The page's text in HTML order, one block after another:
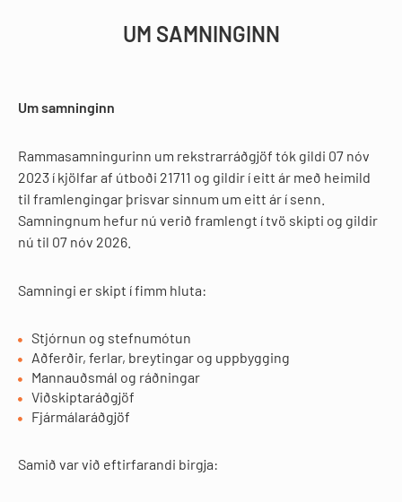
UM SAMNINGINN
Um samninginn
Rammasamningurinn um rekstrarráðgjöf tók gildi 07 nóv
2023 í kjölfar af útboði 21711 og gildir í eitt ár með heimild
til framlengingar þrisvar sinnum um eitt ár í senn.
Samningnum hefur nú verið framlengt í tvö skipti og gildir
nú til 07 nóv 2026.
Samningi er skipt í fimm hluta:
Stjórnun og stefnumótun
Aðferðir, ferlar, breytingar og uppbygging
Mannauðsmál og ráðningar
Viðskiptaráðgjöf
Fjármálaráðgjöf
Samið var við eftirfarandi birgja: